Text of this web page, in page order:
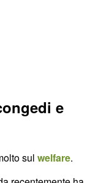
e
sul welfare.